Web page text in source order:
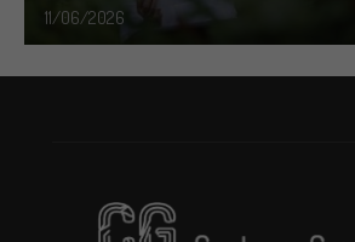
11/06/2026